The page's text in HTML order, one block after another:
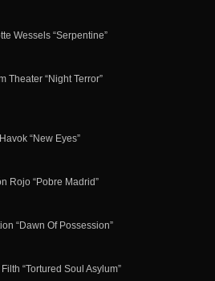
Wessels “Serpentine”
Theater “Night Terror”
“New Eyes”
Rojo “Pobre Madrid”
“Dawn Of Possession”
“Tortured Soul Asylum”